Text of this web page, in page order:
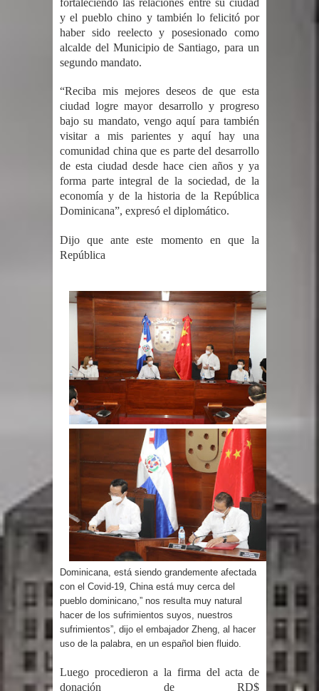
supervisa obra relleno sanitario y se
reúne con alcalde San Cristóbal
muertos
Heridos y edificios colapsados tras
terremoto de magnitud 7,1 en Japón
Poder Ejecutivo promulga
Complementario gobierno endeuda
país con 3,500 millones de dólares
El PRM tendrá desde el próximo
domingo una dirección de hombres
y el pueblo chino y también lo felicitó por
haber sido reelecto y posesionado como
alcalde del Municipio de Santiago, para un
segundo mandato.
“Reciba mis mejores deseos de que esta
ciudad logre mayor desarrollo y progreso
bajo su mandato, vengo aquí para también
visitar a mis parientes y aquí hay una
comunidad china que es parte del desarrollo
de esta ciudad desde hace cien años y ya
forma parte integral de la sociedad, de la
economía y de la historia de la República
Dominicana”, expresó el diplomático.
Dijo que ante este momento en que la
República
Dominicana, está siendo grandemente afectada
con el Covid-19, China está muy cerca del
pueblo dominicano,” nos resulta muy natural
hacer de los sufrimientos suyos, nuestros
sufrimientos”, dijo el embajador Zheng, al hacer
uso de la palabra, en un español bien fluido.
Luego procedieron a la firma del acta de
donación de RD$